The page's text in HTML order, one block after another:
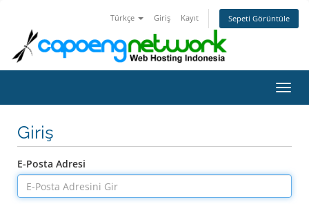
Türkçe Giriş Kayıt Sepeti Görüntüle
Giriş
E-Posta Adresi